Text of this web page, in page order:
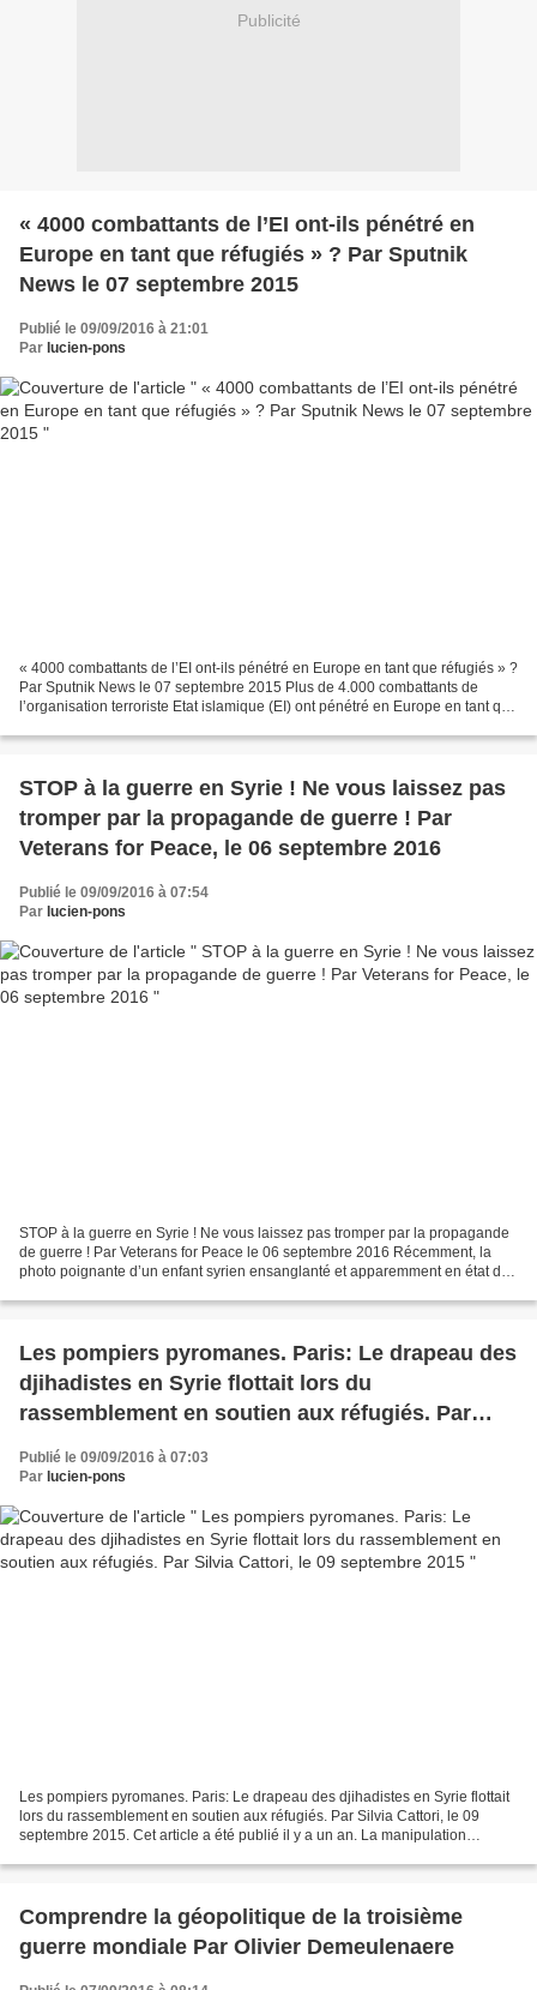
Publicité
« 4000 combattants de l’EI ont-ils pénétré en
Europe en tant que réfugiés » ? Par Sputnik
News le 07 septembre 2015
Publié le 09/09/2016 à 21:01
Par lucien-pons
« 4000 combattants de l’EI ont-ils pénétré en Europe en tant que réfugiés » ?
Par Sputnik News le 07 septembre 2015 Plus de 4.000 combattants de
l’organisation terroriste Etat islamique (EI) ont pénétré en Europe en tant que
STOP à la guerre en Syrie ! Ne vous laissez pas
tromper par la propagande de guerre ! Par
Veterans for Peace, le 06 septembre 2016
Publié le 09/09/2016 à 07:54
Par lucien-pons
STOP à la guerre en Syrie ! Ne vous laissez pas tromper par la propagande
de guerre ! Par Veterans for Peace le 06 septembre 2016 Récemment, la
photo poignante d’un enfant syrien ensanglanté et apparemment en état de
Les pompiers pyromanes. Paris: Le drapeau des
djihadistes en Syrie flottait lors du
rassemblement en soutien aux réfugiés. Par
Publié le 09/09/2016 à 07:03
Par lucien-pons
Les pompiers pyromanes. Paris: Le drapeau des djihadistes en Syrie flottait
lors du rassemblement en soutien aux réfugiés. Par Silvia Cattori, le 09
septembre 2015. Cet article a été publié il y a un an. La manipulation
Comprendre la géopolitique de la troisième
guerre mondiale Par Olivier Demeulenaere